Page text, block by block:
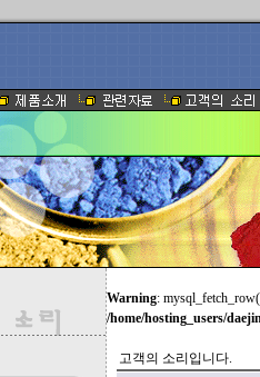
Warning:
/home/hosting_users/
고객의 소리입니다.